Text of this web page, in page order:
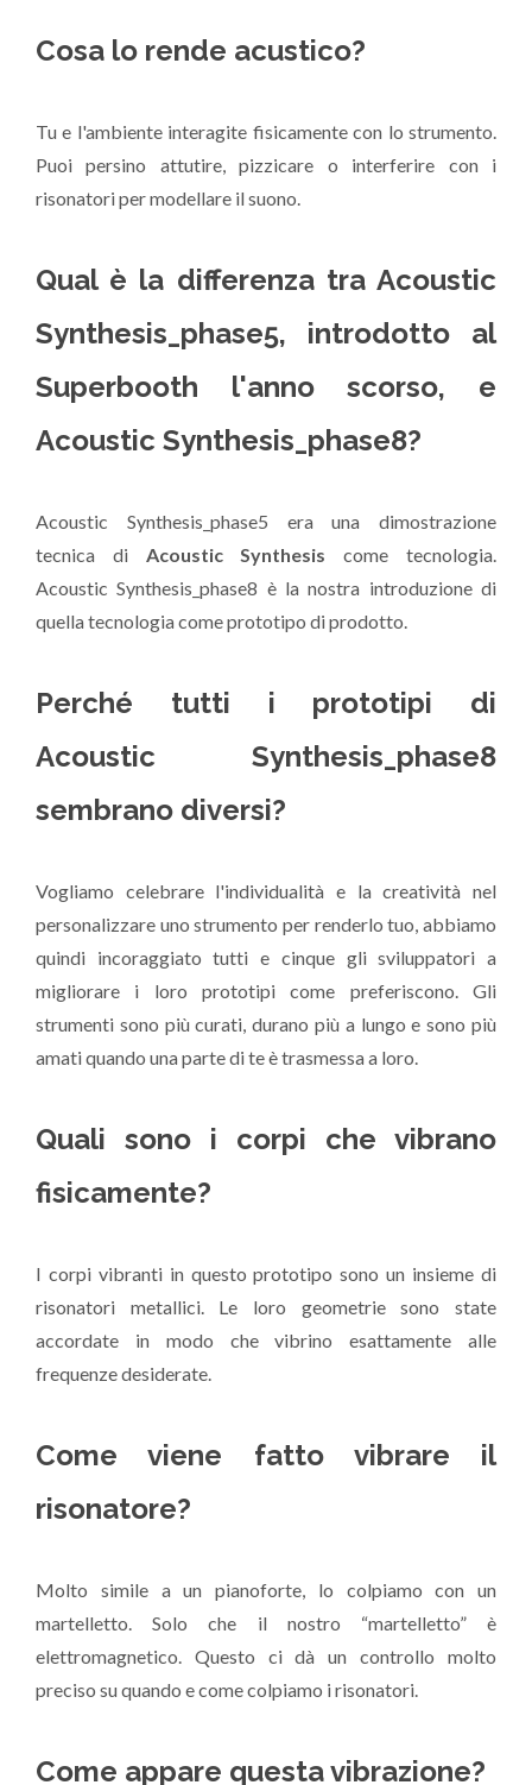
Cosa lo rende acustico?
Tu e l'ambiente interagite fisicamente con lo strumento.
Puoi persino attutire, pizzicare o interferire con i
risonatori per modellare il suono.
Qual è la differenza tra Acoustic
Synthesis_phase5, introdotto al
Superbooth l'anno scorso, e
Acoustic Synthesis_phase8?
Acoustic Synthesis_phase5 era una dimostrazione
tecnica di Acoustic Synthesis come tecnologia.
Acoustic Synthesis_phase8 è la nostra introduzione di
quella tecnologia come prototipo di prodotto.
Perché tutti i prototipi di
Acoustic Synthesis_phase8
sembrano diversi?
Vogliamo celebrare l'individualità e la creatività nel
personalizzare uno strumento per renderlo tuo, abbiamo
quindi incoraggiato tutti e cinque gli sviluppatori a
migliorare i loro prototipi come preferiscono. Gli
strumenti sono più curati, durano più a lungo e sono più
amati quando una parte di te è trasmessa a loro.
Quali sono i corpi che vibrano
fisicamente?
I corpi vibranti in questo prototipo sono un insieme di
risonatori metallici. Le loro geometrie sono state
accordate in modo che vibrino esattamente alle
frequenze desiderate.
Come viene fatto vibrare il
risonatore?
Molto simile a un pianoforte, lo colpiamo con un
martelletto. Solo che il nostro “martelletto” è
elettromagnetico. Questo ci dà un controllo molto
preciso su quando e come colpiamo i risonatori.
Come appare questa vibrazione?